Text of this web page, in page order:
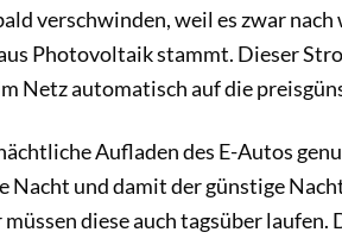
verschwinden, weil es zwar
Photovoltaik stammt. Dieser
Netz automatisch auf die
Aufladen des E-Autos
und damit der günstige
diese auch tagsüber laufen.